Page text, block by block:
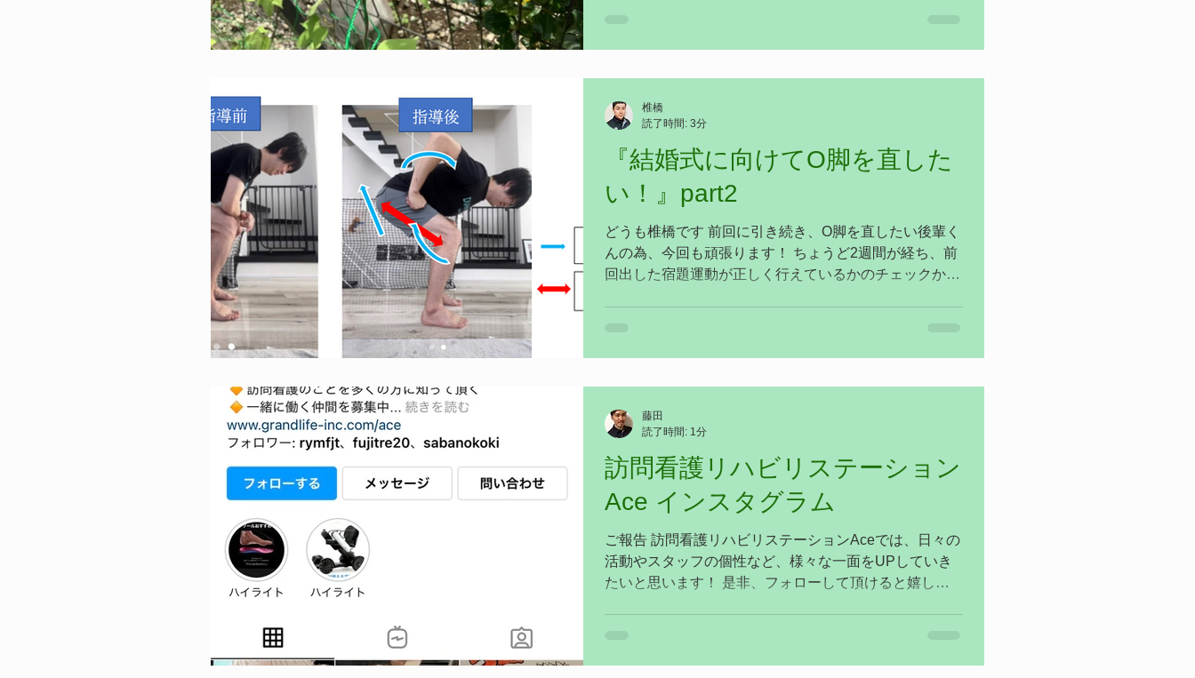
『結婚式に向けてO脚を直した
い！』part2
どうも椎橋です 前回に引き続き、O脚を直したい後輩く
んの為、今回も頑張ります！ ちょうど2週間が経ち、前
回出した宿題運動が正しく行えているかのチェックから
椎橋
読了時間: 3分
訪問看護リハビリステーション
Ace インスタグラム
ご報告 訪問看護リハビリステーションAceでは、日々の
活動やスタッフの個性など、様々な一面をUPしていき
たいと思います！ 是非、フォローして頂けると嬉しい
藤田
読了時間: 1分